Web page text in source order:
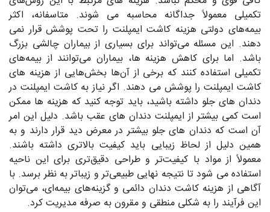
تکمیلی معمولاً جداگانه محاسبه می شوند. متاسفانه، اکثر
بیمه‌های دولتی هزینه کاشت ایمپلنت را تحت پوشش قرار نمی
‌دهند. این مسئله می‌تواند برای بسیاری از بیماران چالشی بزرگ
باشد. اما برای کاهش هزینه ها، بیماران می‌توانند از بیمه‌های
تکمیلی استفاده کنند که برخی از آن‌ها بخش‌هایی از هزینه های
کاشت ایمپلنت را پوشش می‌ دهند. اگر نیاز به کاشت ایمپلنت در
دندان های جلو داشته باشید، باید توجه کنید که هزینه ها ممکن
است کمی بیشتر از ایمپلنت دندان های عقب باشد. دلیل این امر
آن است که دندان های جلو بیشتر در معرض دید قرار دارند و به
همین دلیل از لحاظ زیبایی باید کیفیت بالاتری داشته باشند.
معمولاً از مواد با کیفیت‌تر و طراحی دقیق‌تری برای این ناحیه
استفاده می شود تا نتیجه نهایی طبیعی‌تر و زیباتر به نظر برسد. با
آگاهی از هزینه کاشت دندان دائمی و گزینه‌های بیمه‌ای، می‌توان
این فرآیند را به شکلی منطقی و مقرون‌ به‌ صرفه مدیریت کرد.